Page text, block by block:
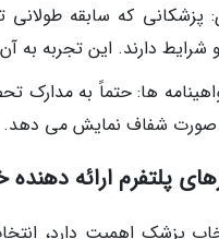
پزشکانی که سابقه
شرایط دارند. این تجربه به
ها: حتماً به مدارک
صورت شفاف نمایش می دهد.
پلتفرم ارائه
پزشک اهمیت دارد،